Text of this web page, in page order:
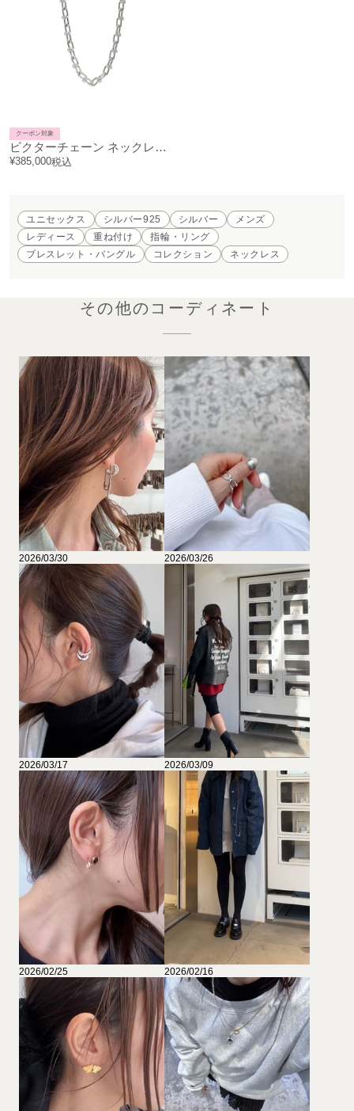
ビクターチェーン ネックレス M - シルバー
クーポン対象
¥385,000税込
ユニセックス シルバー925 シルバー
メンズ
レディース
重ね付け
指輪・リング
ブレスレット・バングル
コレクション ネックレス
その他のコーディネート
2026/03/30 2026/03/26
2026/03/17 2026/03/09
2026/02/25 2026/02/16